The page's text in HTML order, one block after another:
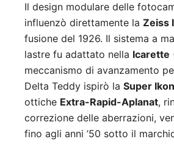
Il design modulare delle
influenzò direttamente la Zeiss
fusione del 1926. Il sistema a
lastre fu adattato nella Icarette
meccanismo di avanzamento
Delta Teddy ispirò la Super
ottiche Extra-Rapid-Aplanat,
correzione delle aberrazioni,
fino agli anni ’50 sotto il